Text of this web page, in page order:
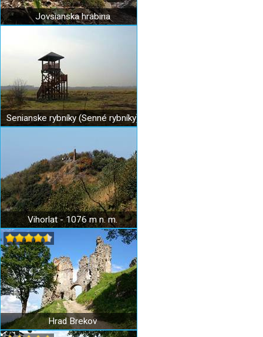
Jovsianska hrabina
Senianske rybníky (Senné rybníky)
Vihorlat - 1076 m n. m.
Hrad Brekov